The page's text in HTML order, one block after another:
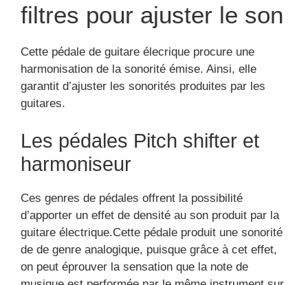
filtres pour ajuster le son
Cette pédale de guitare élecrique procure une
harmonisation de la sonorité émise. Ainsi, elle
garantit d’ajuster les sonorités produites par les
guitares.
Les pédales Pitch shifter et
harmoniseur
Ces genres de pédales offrent la possibilité
d’apporter un effet de densité au son produit par la
guitare électrique.Cette pédale produit une sonorité
de de genre analogique, puisque grâce à cet effet,
on peut éprouver la sensation que la note de